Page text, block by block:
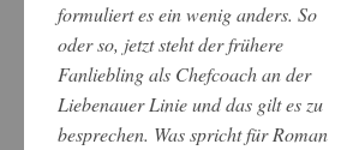
formuliert es ein wenig anders. So
oder so, jetzt steht der frühere
Fanliebling als Chefcoach an der
Liebenauer Linie und das gilt es zu
besprechen. Was spricht für Roman